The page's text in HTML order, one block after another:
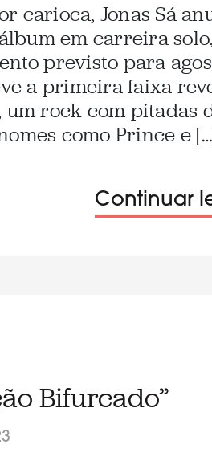
carioca, Jonas Sá
em carreira solo,
previsto para
a primeira faixa
um rock com pitadas
como Prince e
Continuar
Bifurcado”